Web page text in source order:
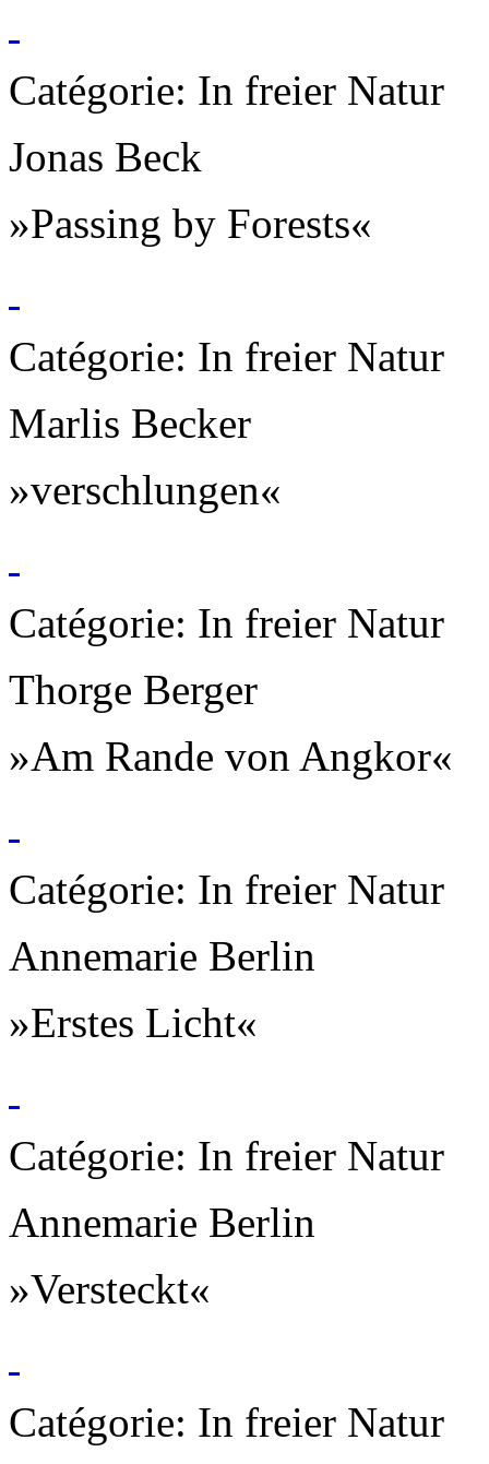
Catégorie: In freier Natur
Jonas Beck
»Passing by Forests«
Catégorie: In freier Natur
Marlis Becker
»verschlungen«
Catégorie: In freier Natur
Thorge Berger
»Am Rande von Angkor«
Catégorie: In freier Natur
Annemarie Berlin
»Erstes Licht«
Catégorie: In freier Natur
Annemarie Berlin
»Versteckt«
Catégorie: In freier Natur